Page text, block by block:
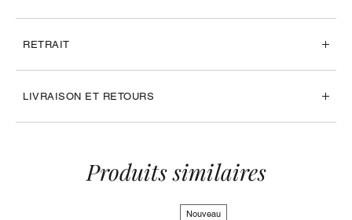
RETRAIT
LIVRAISON ET RETOURS
Produits similaires
Nouveau